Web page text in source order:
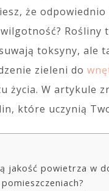
że
Rośliny
toksyny, ale
zieleni do
życia. W artykule
które uczynią
jakość powietrza w